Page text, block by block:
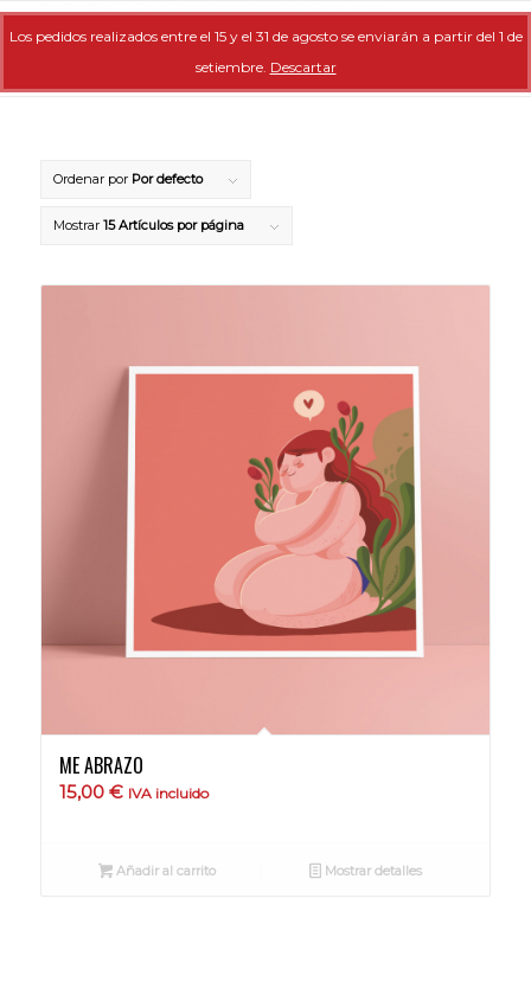
Los pedidos realizados entre el 15 y el 31 de agosto se enviarán a partir del 1 de
setiembre. Descartar
Ordenar por Por defecto
Mostrar 15 Artículos por página
ME ABRAZO
15,00 € IVA incluido
Añadir al carrito Mostrar detalles